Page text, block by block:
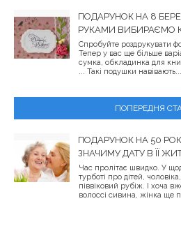
ПОДАРУНОК НА 8
РУКАМИ ВИБИРАЄМО
Спробуйте роздрукувати
Тепер у вас ще більше
сумка, обкладинка для
... Такі подушки навівають...
ПОПЕРЕДНЯ
ПОДАРУНОК НА 50
ЗНАЧИМУ ДАТУ В ЇЇ
Час пролітає швидко. У
турботі про дітей,
піввіковий рубіж. І хоча
волоссі сивина, жінка ще